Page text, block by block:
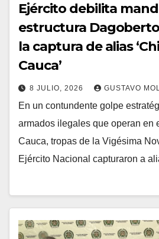
Ejército debilita
estructura
la captura de alias
Cauca’
8 JULIO, 2026 GUSTAVO
En un contundente golpe
armados ilegales que operan en
Cauca, tropas de la Vigésima
Ejército Nacional capturaron a